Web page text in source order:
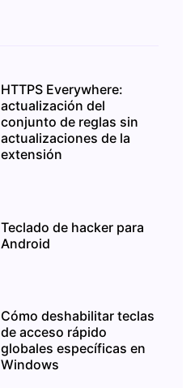
HTTPS Everywhere:
actualización del
conjunto de reglas sin
actualizaciones de la
extensión
Teclado de hacker para
Android
Cómo deshabilitar teclas
de acceso rápido
globales específicas en
Windows